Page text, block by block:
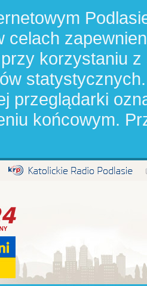
celach
korzystaniu
przeglądarki
końcowym.